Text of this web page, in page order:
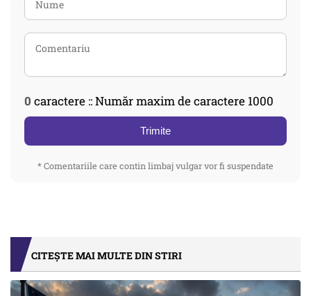
0 caractere :: Număr maxim de caractere 1000
Trimite
* Comentariile care contin limbaj vulgar vor fi suspendate
CITEȘTE MAI MULTE DIN STIRI